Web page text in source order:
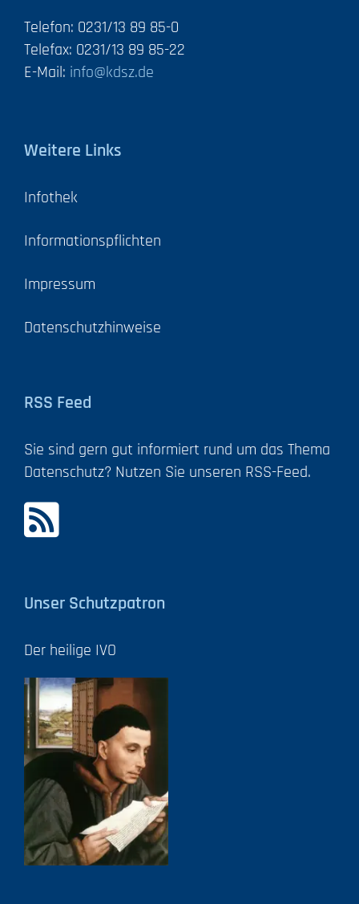
Telefon: 0231/13 89 85-0
Telefax: 0231/13 89 85-22
E-Mail: info@kdsz.de
Weitere Links
Infothek
Informationspflichten
Impressum
Datenschutzhinweise
RSS Feed
Sie sind gern gut informiert rund um das Thema
Datenschutz? Nutzen Sie unseren RSS-Feed.
Unser Schutzpatron
Der heilige IVO